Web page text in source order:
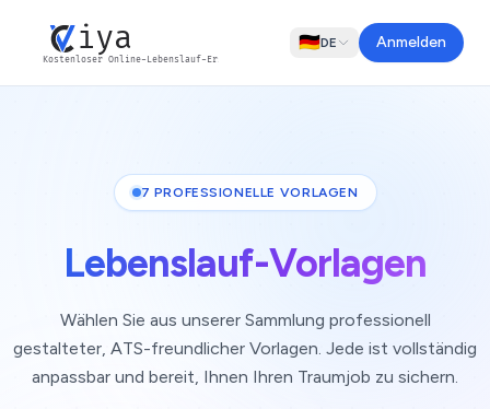
iya
Kostenloser Online-Lebenslauf-Ersteller
🇩🇪DE Anmelden
7 PROFESSIONELLE VORLAGEN
Lebenslauf-Vorlagen
Wählen Sie aus unserer Sammlung professionell
gestalteter, ATS-freundlicher Vorlagen. Jede ist vollständig
anpassbar und bereit, Ihnen Ihren Traumjob zu sichern.